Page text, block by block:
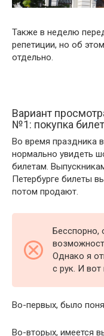
Также в неделю
репетиции, но об
отдельно.
Вариант
№1: покупка
Во время праздника
нормально увидеть
билетам.
Петербурге билеты
потом продают.
Бесспорно,
Однако я
с рук. И вот
Во-первых, было
Во-вторых, имеется